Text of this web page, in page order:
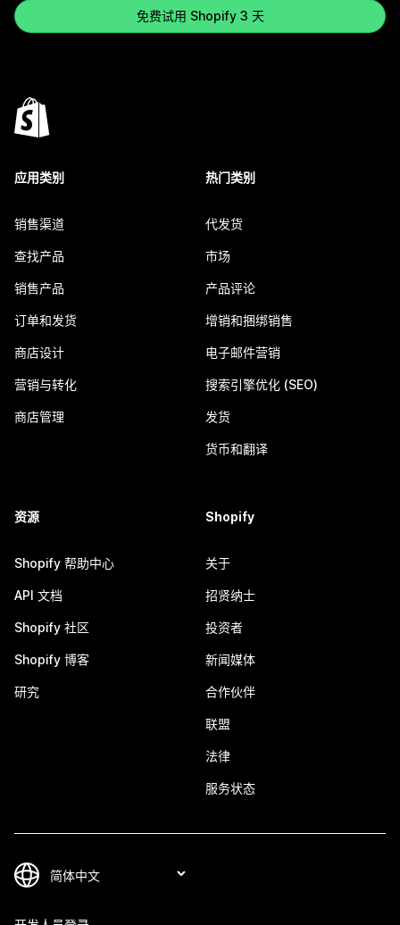
免费试用 Shopify 3 天
应用类别
销售渠道
查找产品
销售产品
订单和发货
商店设计
营销与转化
商店管理
热门类别
代发货
市场
产品评论
增销和捆绑销售
电子邮件营销
搜索引擎优化 (SEO)
发货
货币和翻译
资源
Shopify 帮助中心
API 文档
Shopify 社区
Shopify 博客
研究
Shopify
关于
招贤纳士
投资者
新闻媒体
合作伙伴
联盟
法律
服务状态